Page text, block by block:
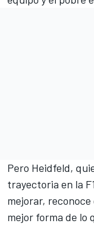
Pero Heidfeld,
trayectoria en la
mejorar,
mejor forma de lo